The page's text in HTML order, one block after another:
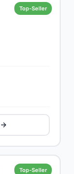
Top-Seller
Top-Seller